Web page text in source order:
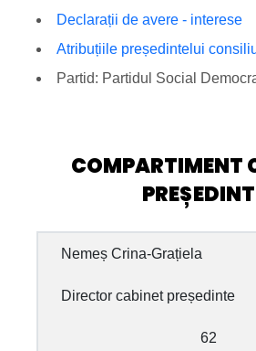
Declarații de avere - interese
Atribuțiile președintelui
Partid: Partidul Social
COMPARTIMENT
Nemeș Crina-Grațiela
Director cabinet președinte
62